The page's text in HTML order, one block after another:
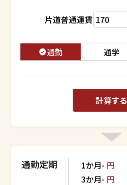
片道普通運賃
通勤 通学
計算する
通勤定期 1か月- 円
3か月- 円